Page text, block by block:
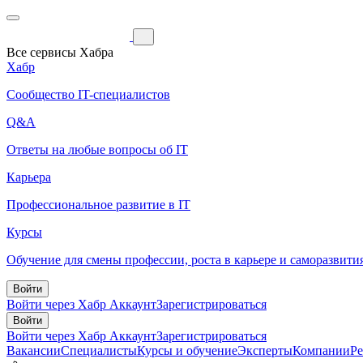
Все сервисы Хабра
Хабр
Сообщество IT-специалистов
Q&A
Ответы на любые вопросы об IT
Карьера
Профессиональное развитие в IT
Курсы
Обучение для смены профессии, роста в карьере и
Войти
Войти через Хабр АккаунтЗарегистрироваться
Войти
Войти через Хабр АккаунтЗарегистрироваться
ВакансииСпециалистыКурсы и обучениеЭкспертыКомпании